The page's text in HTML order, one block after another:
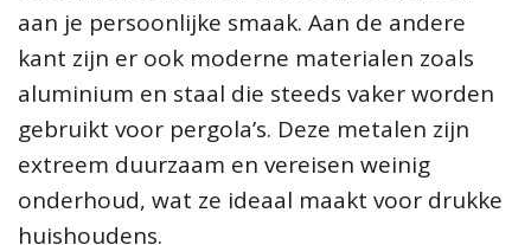
aan je persoonlijke smaak. Aan de andere
kant zijn er ook moderne materialen zoals
aluminium en staal die steeds vaker worden
gebruikt voor pergola’s. Deze metalen zijn
extreem duurzaam en vereisen weinig
onderhoud, wat ze ideaal maakt voor drukke
huishoudens.